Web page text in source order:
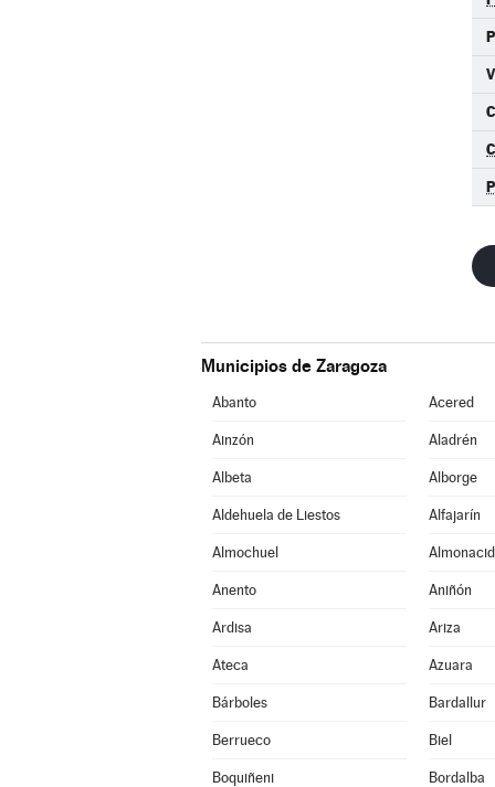
Municipios de Zaragoza
Abanto Acered
Ainzón Aladrén
Albeta Alborge
Aldehuela de Liestos Alfajarín
Almochuel
Anento Aniñón
Ardisa Ariza
Ateca Azuara
Bárboles Bardallur
Berrueco Biel
Boquiñeni Bordalba